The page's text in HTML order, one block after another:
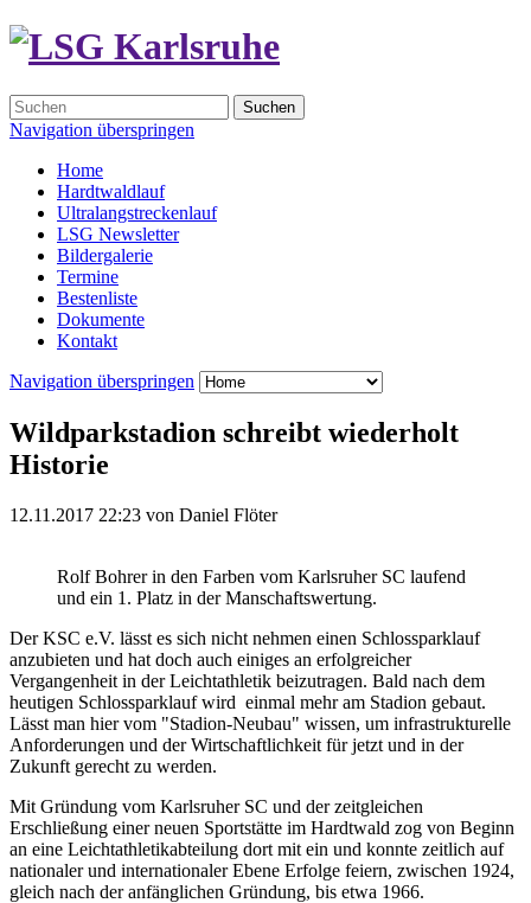
Suchen
Navigation überspringen
Home
Hardtwaldlauf
Ultralangstreckenlauf
LSG Newsletter
Bildergalerie
Termine
Bestenliste
Dokumente
Kontakt
Navigation überspringen
Wildparkstadion schreibt wiederholt
Historie
12.11.2017 22:23 von Daniel Flöter
Rolf Bohrer in den Farben vom Karlsruher SC laufend
und ein 1. Platz in der Manschaftswertung.
Der KSC e.V. lässt es sich nicht nehmen einen Schlossparklauf
anzubieten und hat doch auch einiges an erfolgreicher
Vergangenheit in der Leichtathletik beizutragen. Bald nach dem
heutigen Schlossparklauf wird einmal mehr am Stadion gebaut.
Lässt man hier vom "Stadion-Neubau" wissen, um infrastrukturelle
Anforderungen und der Wirtschaftlichkeit für jetzt und in der
Zukunft gerecht zu werden.
Mit Gründung vom Karlsruher SC und der zeitgleichen
Erschließung einer neuen Sportstätte im Hardtwald zog von Beginn
an eine Leichtathletikabteilung dort mit ein und konnte zeitlich auf
nationaler und internationaler Ebene Erfolge feiern, zwischen 1924,
gleich nach der anfänglichen Gründung, bis etwa 1966.